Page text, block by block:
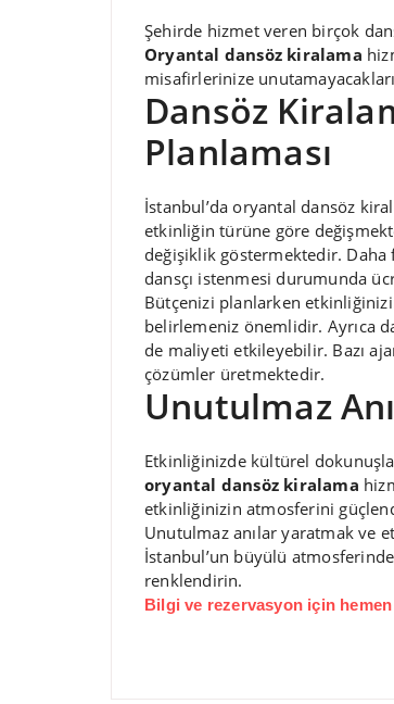
Şehirde hizmet veren birçok
Oryantal dansöz kiralama
misafirlerinize
Dansöz
Planlaması
İstanbul’da oryantal dansöz
etkinliğin türüne göre
değişiklik göstermektedir.
dansçı istenmesi durumunda
Bütçenizi planlarken
belirlemeniz önemlidir. Ayrıca
de maliyeti etkileyebilir. Bazı
çözümler üretmektedir.
Unutulmaz
Etkinliğinizde kültürel
oryantal dansöz kiralama
etkinliğinizin atmosferini
Unutulmaz anılar yaratmak ve
İstanbul’un büyülü
renklendirin.
Bilgi ve rezervasyon için hemen